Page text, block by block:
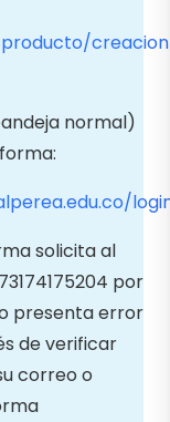
normal)
solicita al
por
presenta error
de verificar
correo o